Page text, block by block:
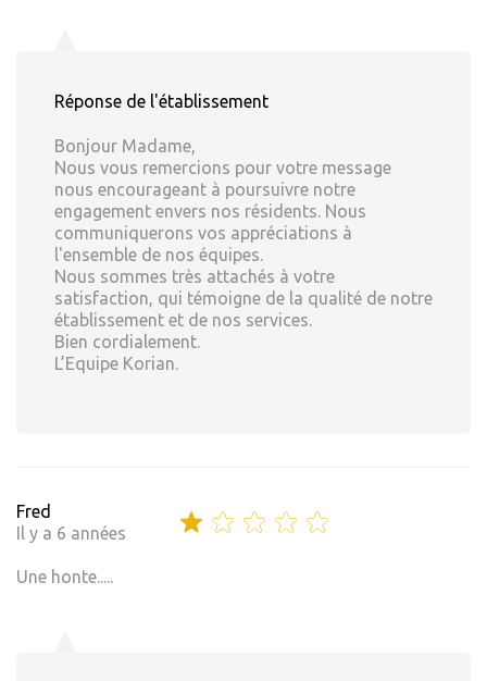
Réponse de l'établissement
Bonjour Madame,
Nous vous remercions pour votre message
nous encourageant à poursuivre notre
engagement envers nos résidents. Nous
communiquerons vos appréciations à
l'ensemble de nos équipes.
Nous sommes très attachés à votre
satisfaction, qui témoigne de la qualité de notre
établissement et de nos services.
Bien cordialement.
L’Equipe Korian.
Fred
Il y a 6 années
Une honte.....